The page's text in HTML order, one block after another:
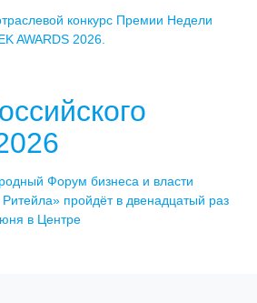
конкурс Премии Недели
AWARDS 2026.
Форум бизнеса и власти
пройдёт в двенадцатый раз
в Центре